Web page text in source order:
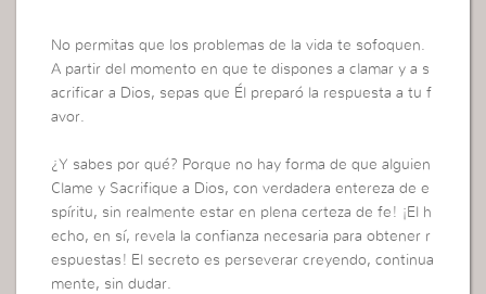
No permitas que los problemas de la vida te sofoquen.
A partir del momento en que te dispones a clamar y a s
acrificar a Dios, sepas que Él preparó la respuesta a tu f
avor.
¿Y sabes por qué? Porque no hay forma de que alguien
Clame y Sacrifique a Dios, con verdadera entereza de e
spíritu, sin realmente estar en plena certeza de fe! ¡El h
echo, en sí, revela la confianza necesaria para obtener r
espuestas! El secreto es perseverar creyendo, continua
mente, sin dudar.